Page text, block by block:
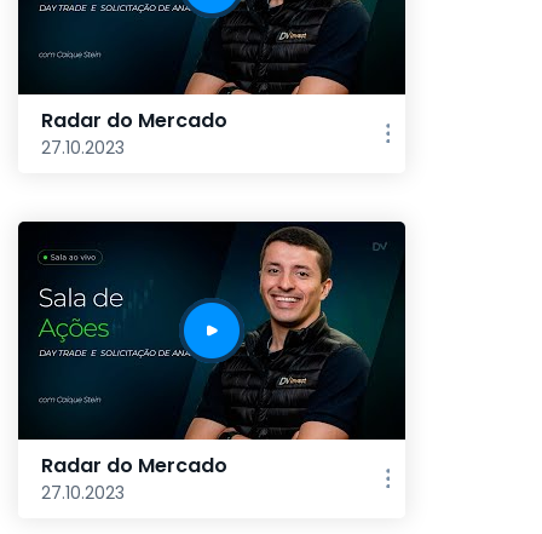
Radar do Mercado
27.10.2023
Radar do Mercado
27.10.2023